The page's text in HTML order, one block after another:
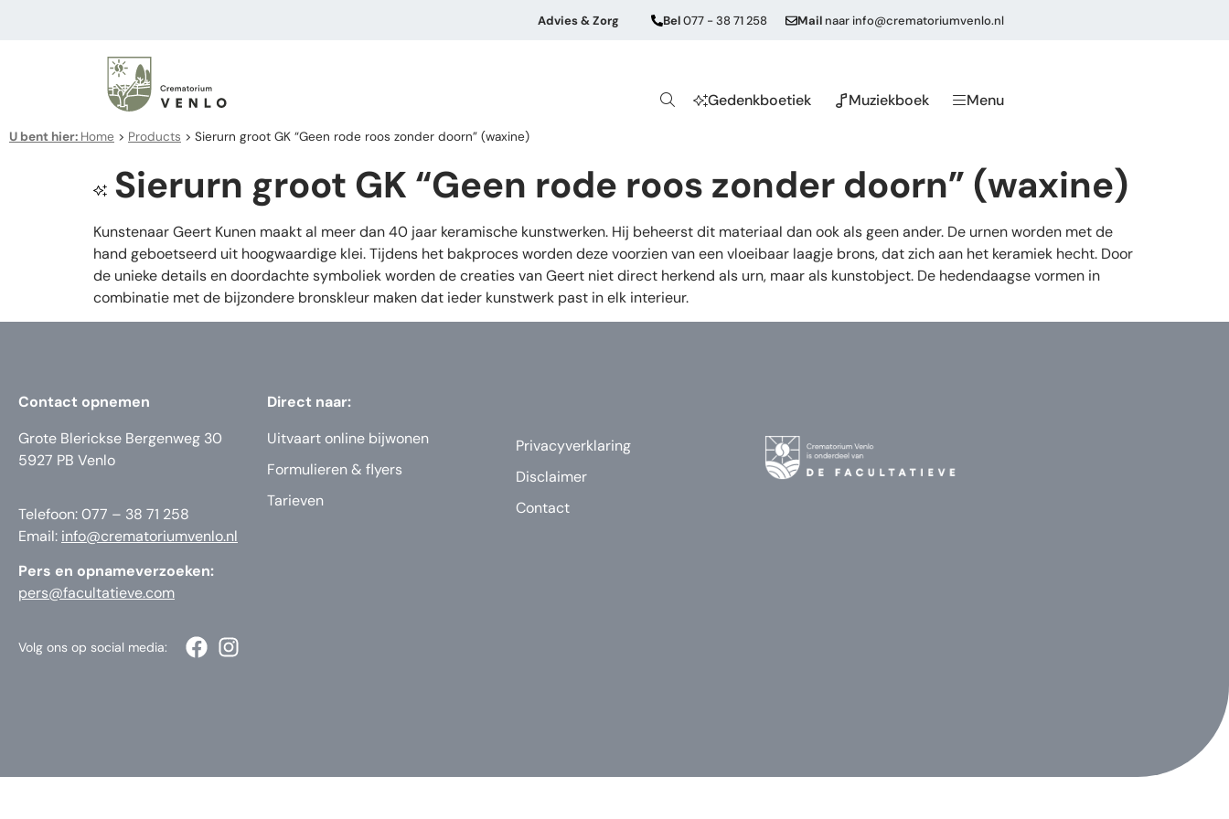
Advies & Zorg Bel077 - 38 71 258 Mail naarinfo@crematoriumvenlo.nl
Gedenkboetiek Muziekboek Menu
U bent hier: Home > Products > Sierurn groot GK “Geen rode roos zonder doorn” (waxine)
Sierurn groot GK “Geen rode roos zonder doorn” (waxine)
Kunstenaar Geert Kunen maakt al meer dan 40 jaar keramische kunstwerken. Hij beheerst dit materiaal dan ook als geen ander. De urnen worden met de
hand geboetseerd uit hoogwaardige klei. Tijdens het bakproces worden deze voorzien van een vloeibaar laagje brons, dat zich aan het keramiek hecht. Door
de unieke details en doordachte symboliek worden de creaties van Geert niet direct herkend als urn, maar als kunstobject. De hedendaagse vormen in
combinatie met de bijzondere bronskleur maken dat ieder kunstwerk past in elk interieur.
Contact opnemen
Grote Blerickse Bergenweg 30
5927 PB Venlo
Telefoon: 077 – 38 71 258
Email: info@crematoriumvenlo.nl
Pers en opnameverzoeken:
pers@facultatieve.com
Direct naar:
Uitvaart online bijwonen
Formulieren & flyers
Tarieven
Privacyverklaring
Disclaimer
Contact
Volg ons op social media: